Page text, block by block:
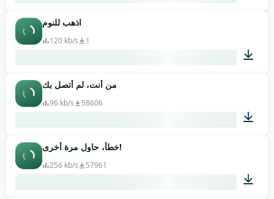
اذهب للنوم
120 kb/s 1
من أنت، لم أتصل بك
96 kb/s 58606
خطأ، حاول مرة أخرى!
256 kb/s 57961